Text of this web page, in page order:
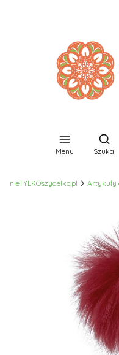
Menu Szukaj
nieTYLKOszydelko.pl Artykuły